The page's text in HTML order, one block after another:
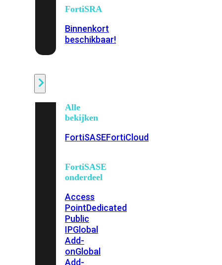
FortiSRA
Binnenkort
beschikbaar!
Alle
bekijken
FortiSASEFortiCloud
FortiSASE
onderdeel
Access
PointDedicated
Public
IPGlobal
Add-
onGlobal
Add-